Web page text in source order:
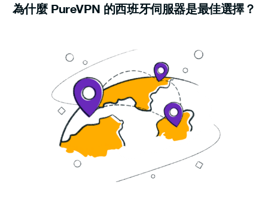
為什麼 PureVPN 的西班牙伺服器是最佳選擇？